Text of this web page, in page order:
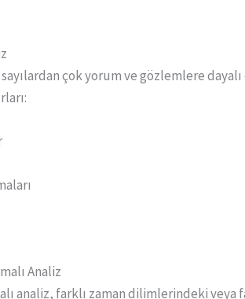
çok yorum ve gözlemlere
Analiz
analiz, farklı zaman dilimlerindeki